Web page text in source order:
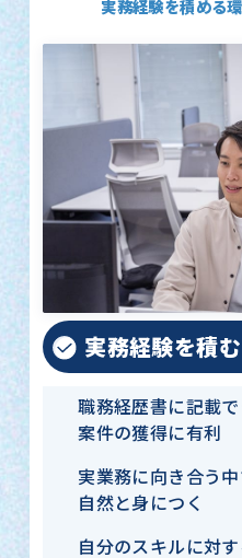
実務経験を積める
実務経験を積
職務経歴書に記載
案件の獲得に有利
実業務に向き合う
自然と身につく
自分のスキルに対